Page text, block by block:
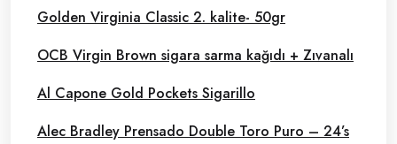
Golden Virginia Classic 2. kalite- 50gr
OCB Virgin Brown sigara sarma kağıdı + Zıvanalı
Al Capone Gold Pockets Sigarillo
Alec Bradley Prensado Double Toro Puro – 24’s